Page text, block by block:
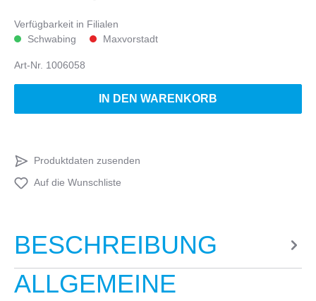
Verfügbarkeit in Filialen
Schwabing
Maxvorstadt
Art-Nr. 1006058
IN DEN WARENKORB
Produktdaten zusenden
Auf die Wunschliste
BESCHREIBUNG
ALLGEMEINE